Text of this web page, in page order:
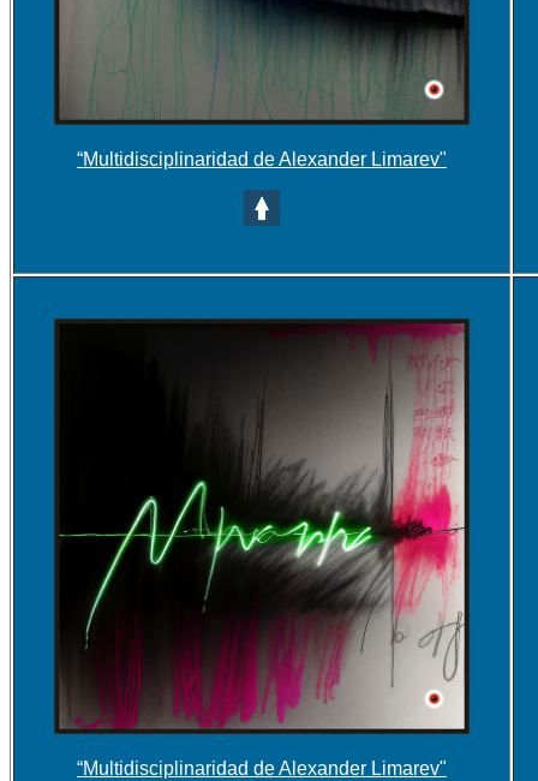
“Multidisciplinaridad de Alexander Limarev"
“Multidisciplinaridad de Alexander Limarev"